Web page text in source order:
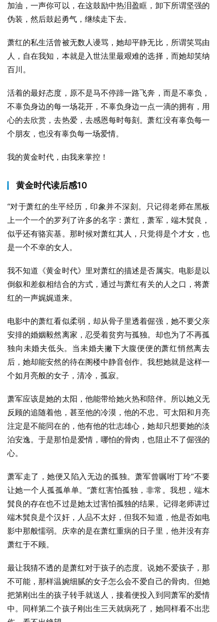
加油，一声你可以，在这鼓励中热泪盈眶，卸下所谓坚强的
伪装，然后鼓起勇气，继续走下去。
萧红的私生活曾被无数人谩骂，她却平静无比，所谓笑骂由
人，自在我知，本就是入世法里最艰难的选择，而她却笑纳
百川。
活着的最好态度，原不是马不停蹄一路飞奔，而是不辜负，
不辜负身边的每一场花开，不辜负身边一点一滴的拥有，用
心的去欣赏，去热爱，去感恩每时每刻。萧红没有辜负每一
个朋友，也没有辜负每一场爱情。
我的黄金时代，由我来掌控！
黄金时代读后感10
“对于萧红的生平经历，印象并不深刻。只记得老师在黑板
上一个一个的罗列了许多的名字：萧红，萧军，端木髸良，
似乎还有骆宾基。那时候对萧红其人，只觉得是个才女，也
是一个不幸的女人。
我不知道《黄金时代》里对萧红的描述是否属实。电影是以
倒叙和差叙相结合的方式，通过与萧红有关的人之口，将萧
红的一声娓娓道来。
电影中的萧红看似柔弱，却从骨子里透着倔强，她不要父亲
安排的婚姻毅然离家，忍受着贫穷与孤独。却也为了不再孤
独向未婚夫低头。当未婚夫撇下大腹便便的萧红悄然离去
后，她却能安然的待在阁楼中静音创作。我想她就是这样一
个如月亮般的女子，清冷，孤寂。
萧军应该是她的太阳，他能带给她火热和陪伴。所以她义无
反顾的追随着他，甚至他的冷漠，他的不忠。可太阳和月亮
注定是不能同在的，他有他的壮志雄心，她却只想要她的淡
泊安逸。于是那怕是爱情，哪怕的骨肉，也阻止不了倔强的
心。
萧军走了，她便又陷入无边的孤独。萧军曾嘱咐丁玲“不要
让她一个人孤孤单单。”萧红害怕孤独，非常。我想，端木
髸良的存在也不过是她太过害怕孤独的结果。记得老师讲过
端木髸良是个汉奸，人品不太好，但我不知道，他是否如电
影中那般懦弱。庆幸的是在萧红重病的日子里，他并没有弃
萧红于不顾。
最让我猜不透的是萧红对于孩子的态度。说她不爱孩子，那
不可能，那样温婉细腻的女子怎么会不爱自己的骨肉。但她
把第刚出生的孩子转手就送人，接着便投入到同萧军的爱情
中。同样第二个孩子刚出生三天就病死了，她同样看不出悲